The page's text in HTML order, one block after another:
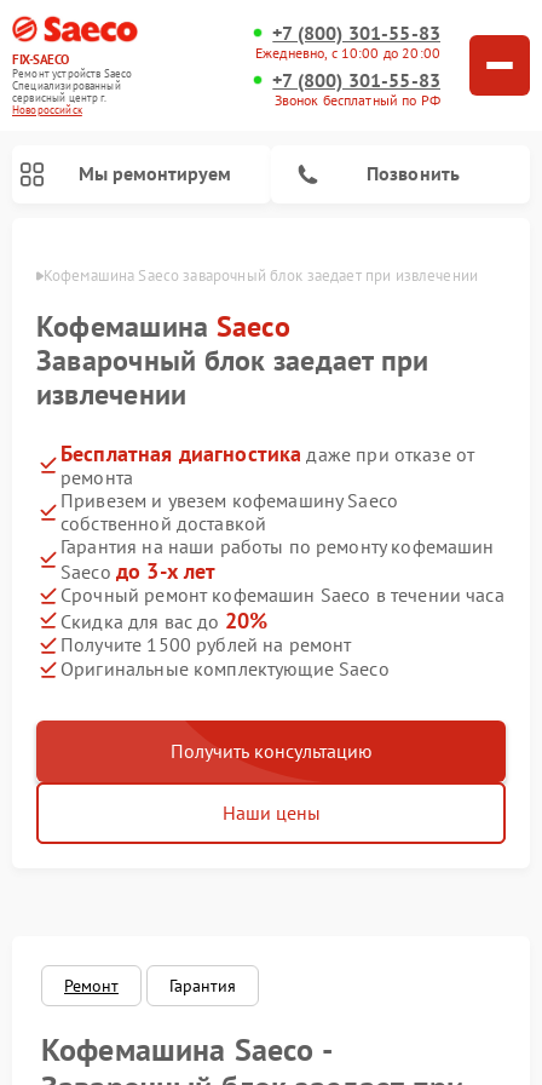
FIX-SAECO
Ремонт устройств Saeco
Специализированный
cервисный центр г.
Новороссийск
+7 (800) 301-55-83
Ежедневно, с 10:00 до 20:00
+7 (800) 301-55-83
Звонок бесплатный по РФ
Мы ремонтируем Позвонить
Кофемашина Saeco заварочный блок заедает при извлечении
Кофемашина Saeco
Заварочный блок заедает при
извлечении
Бесплатная диагностика даже при отказе от
ремонта
Привезем и увезем кофемашину Saeco
собственной доставкой
Гарантия на наши работы по ремонту кофемашин
Saeco до 3-х лет
Срочный ремонт кофемашин Saeco в течении часа
Скидка для вас до 20%
Получите 1500 рублей на ремонт
Оригинальные комплектующие Saeco
Получить консультацию
Наши цены
Ремонт Гарантия
Кофемашина Saeco -